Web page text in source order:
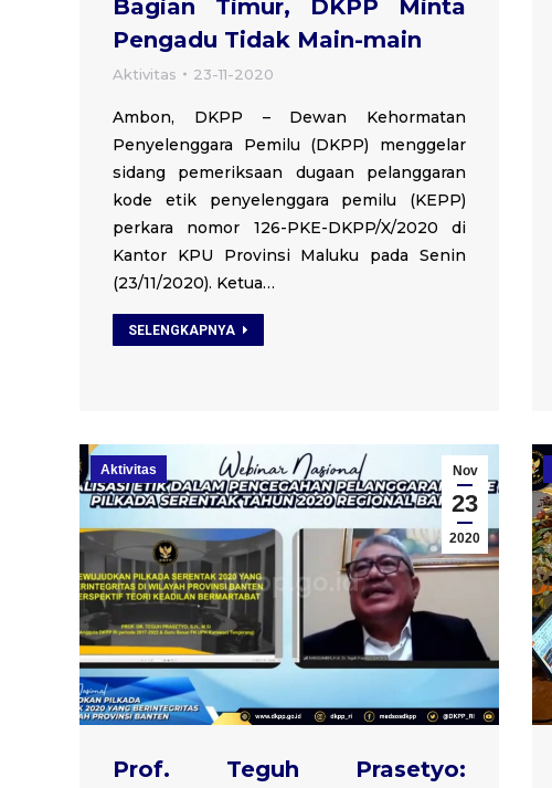
Bagian Timur, DKPP Minta
Pengadu Tidak Main-main
Aktivitas 23-11-2020
Ambon, DKPP – Dewan Kehormatan
Penyelenggara Pemilu (DKPP) menggelar
sidang pemeriksaan dugaan pelanggaran
kode etik penyelenggara pemilu (KEPP)
perkara nomor 126-PKE-DKPP/X/2020 di
Kantor KPU Provinsi Maluku pada Senin
(23/11/2020). Ketua…
SELENGKAPNYA
Nov
23
2020
Aktivitas
Prof. Teguh Prasetyo: